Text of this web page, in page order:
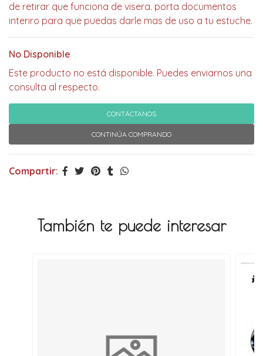
de retirar que funciona de visera. porta documentos
interiro para que puedas darle mas de uso a tu estuche.
No Disponible
Este producto no está disponible. Puedes enviarnos una
consulta al respecto.
CONTÁCTANOS
CONTINÚA COMPRANDO
Compartir:
También te puede interesar